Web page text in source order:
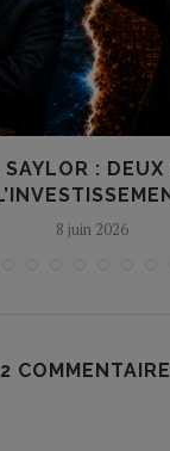
: DEUX
8 juin 2026
2